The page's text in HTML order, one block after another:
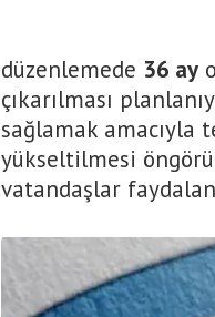
düzenlemede 36 ay
çıkarılması
sağlamak amacıyla
yükseltilmesi
vatandaşlar